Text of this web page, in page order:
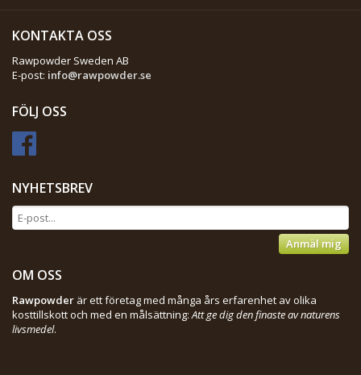
KONTAKTA OSS
Rawpowder Sweden AB
E-post: info@rawpowder.se
FÖLJ OSS
NYHETSBREV
Anmäl mig
OM OSS
Rawpowder är ett företag med många års erfarenhet av olika
kosttillskott och med en målsättning:Att ge dig den finaste av naturens
livsmedel.